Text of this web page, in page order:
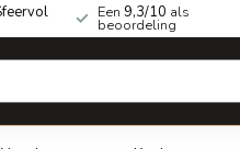
Een 9,3/10 als
beoordeling